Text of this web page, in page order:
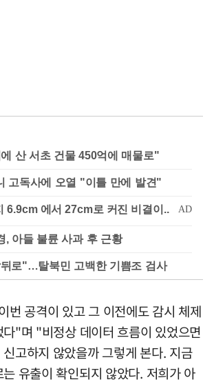
산 서초 건물 450억에 매물로"
고독사에 오열 "이틀 만에 발견"
, 아들 불륜 사과 후 근황
로"…탈북민 고백한 기쁨조 검사
번 공격이 있고 그 이전에도 감시 체제
"며 "비정상 데이터 흐름이 있었으면
고하지 않았을까 그렇게 본다. 지금
유출이 확인되지 않았다. 저희가 아